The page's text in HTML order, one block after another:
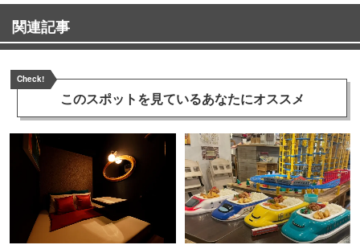
関連記事
Check!
このスポットを見ているあなたにオススメ